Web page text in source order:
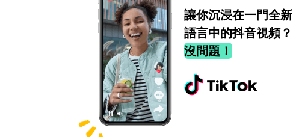
讓你沉浸在一門全新
語言中的抖音視頻？
沒問題！